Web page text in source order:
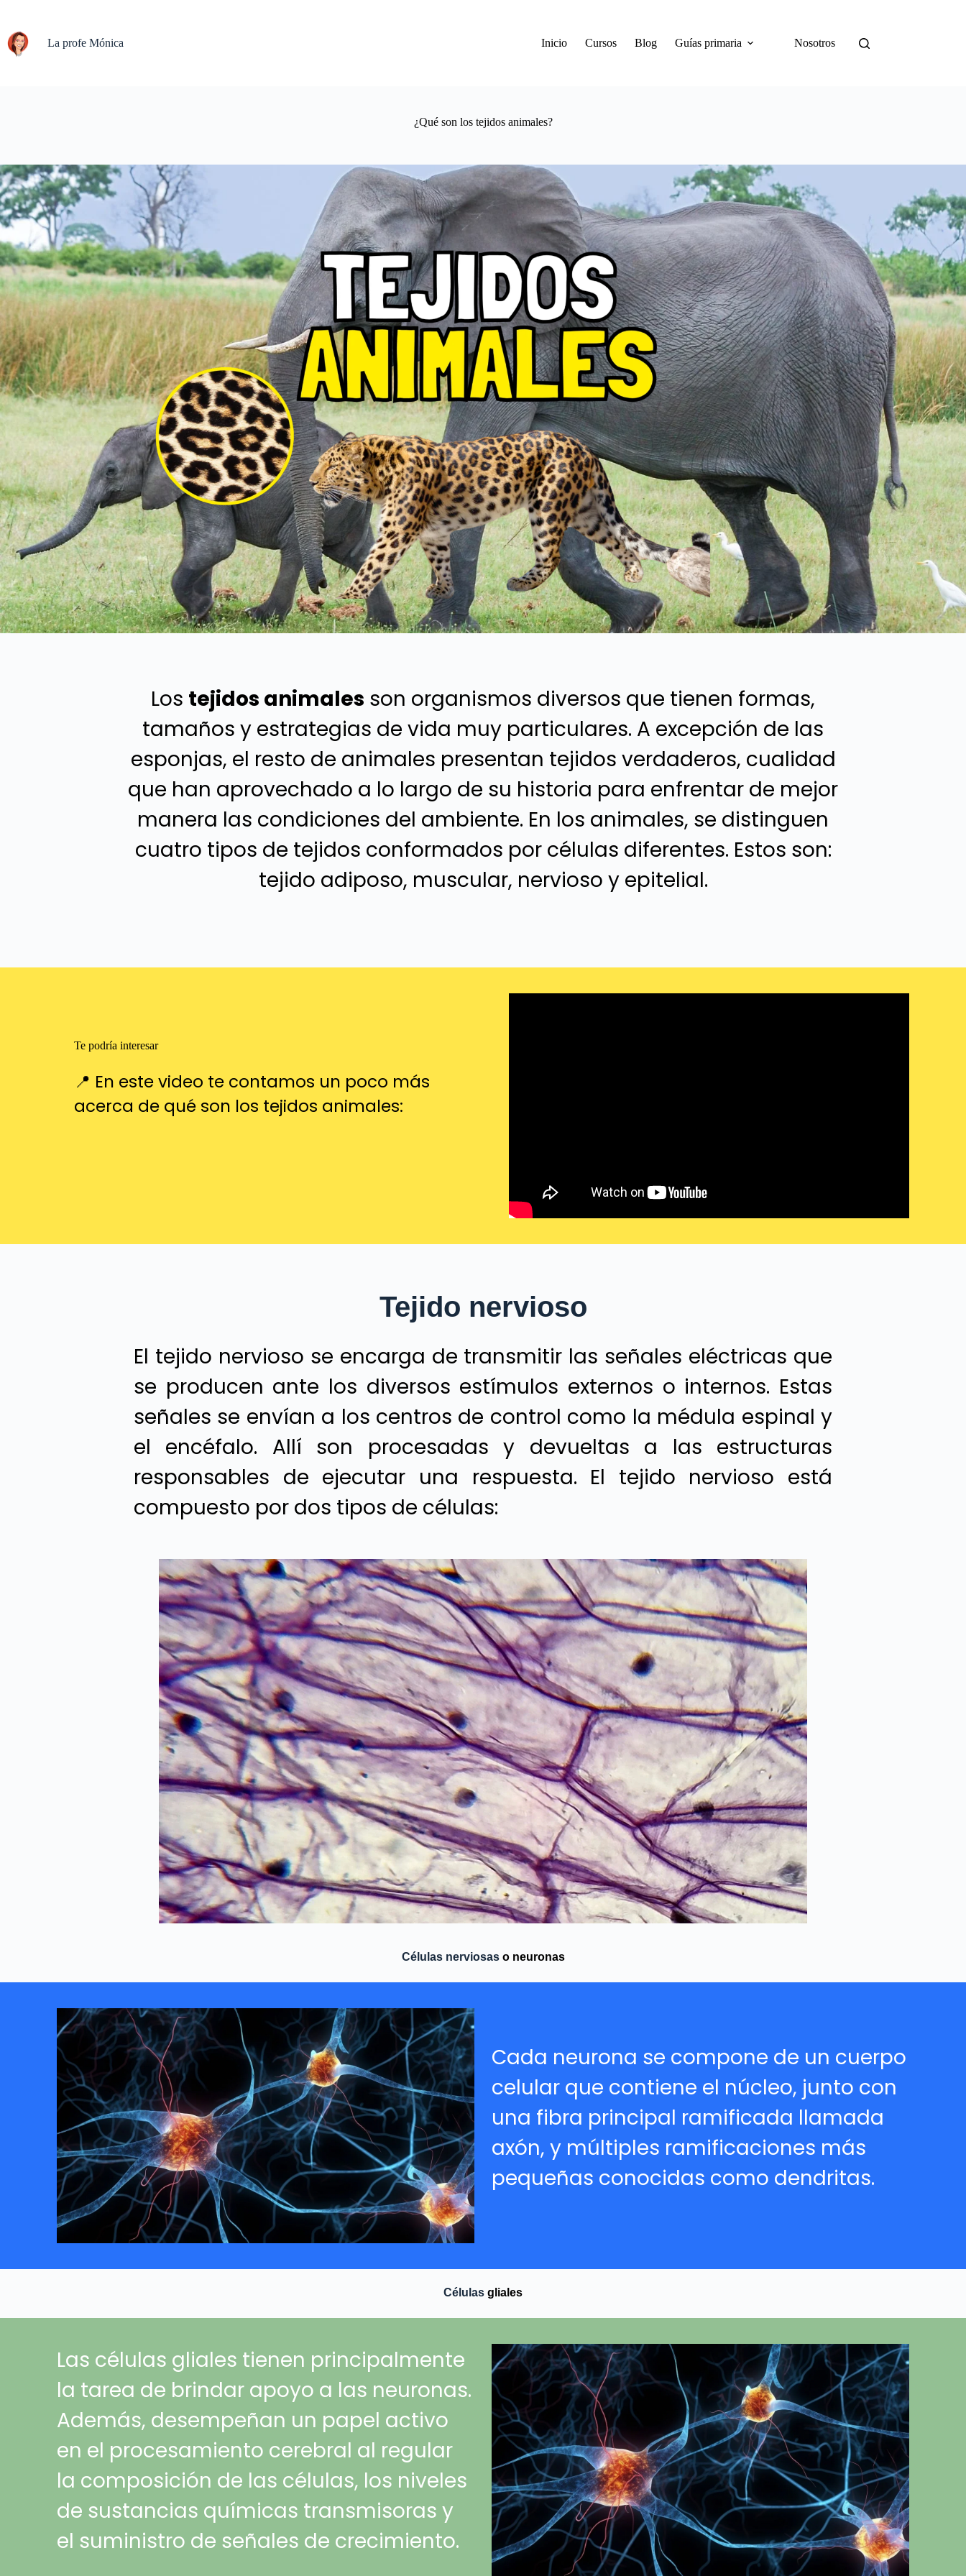
contenido
La profe Mónica
Inicio Cursos Blog Guías primaria Nosotros
¿Qué son los tejidos animales?
Los tejidos animales son organismos diversos que tienen formas,
tamaños y estrategias de vida muy particulares. A excepción de las
esponjas, el resto de animales presentan tejidos verdaderos, cualidad
que han aprovechado a lo largo de su historia para enfrentar de mejor
manera las condiciones del ambiente. En los animales, se distinguen
cuatro tipos de tejidos conformados por células diferentes. Estos son:
tejido adiposo, muscular, nervioso y epitelial.
Te podría interesar
📍 En este video te contamos un poco más
acerca de qué son los tejidos animales:
Tejido nervioso
El tejido nervioso se encarga de transmitir las señales eléctricas que
se producen ante los diversos estímulos externos o internos. Estas
señales se envían a los centros de control como la médula espinal y
el encéfalo. Allí son procesadas y devueltas a las estructuras
responsables de ejecutar una respuesta. El tejido nervioso está
compuesto por dos tipos de células:
Células nerviosaso neuronas
Cada neurona se compone de un cuerpo
celular que contiene el núcleo, junto con
una fibra principal ramificada llamada
axón, y múltiples ramificaciones más
pequeñas conocidas como dendritas.
Células gliales
Las células gliales tienen principalmente
la tarea de brindar apoyo a las neuronas.
Además, desempeñan un papel activo
en el procesamiento cerebral al regular
la composición de las células, los niveles
de sustancias químicas transmisoras y
el suministro de señales de crecimiento.